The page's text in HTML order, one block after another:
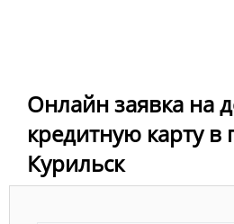
Онлайн заявка на
кредитную карту в
Курильск